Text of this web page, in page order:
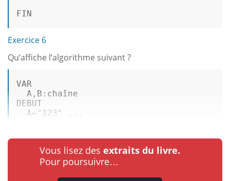
FIN
Exercice 6
Qu’affiche l’algorithme suivant ?
VAR
A , B :chaîne
DEBUT
A← "123" ...
Vous lisez des extraits du livre.
Pour poursuivre…